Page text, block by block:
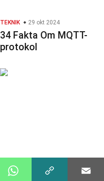
TEKNIK 29 okt 2024
34 Fakta Om MQTT-
protokol
TEKNIK 21 okt 2024